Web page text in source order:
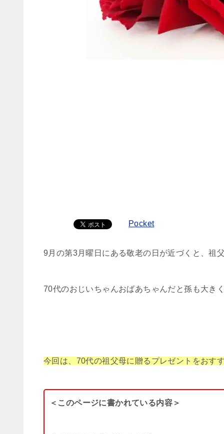
Pocket
9月の第3月曜日にある敬老の日が近づくと、祖
70代のおじいちゃんおばあちゃんだと孫も大き
今回は、70代の祖父母に贈るプレゼントをおす
＜このページに書かれている内容＞